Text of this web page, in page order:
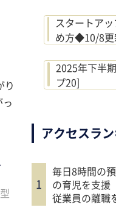
スタートア
め方◆10/8更
2025年下半
プ20]
アクセスラ
毎日8時間の
の育児を支援
従業員の離職
り